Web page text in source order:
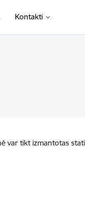
Kontakti
var tikt izmantotas